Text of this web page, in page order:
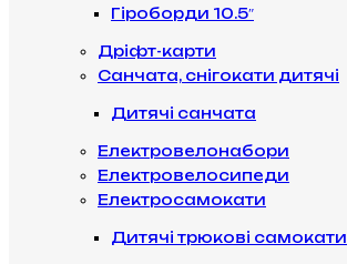
Гіроборди 10.5″
Дріфт-карти
Санчата, снігокати дитячі
Дитячі санчата
Електровелонабори
Електровелосипеди
Електросамокати
Дитячі трюкові самокати